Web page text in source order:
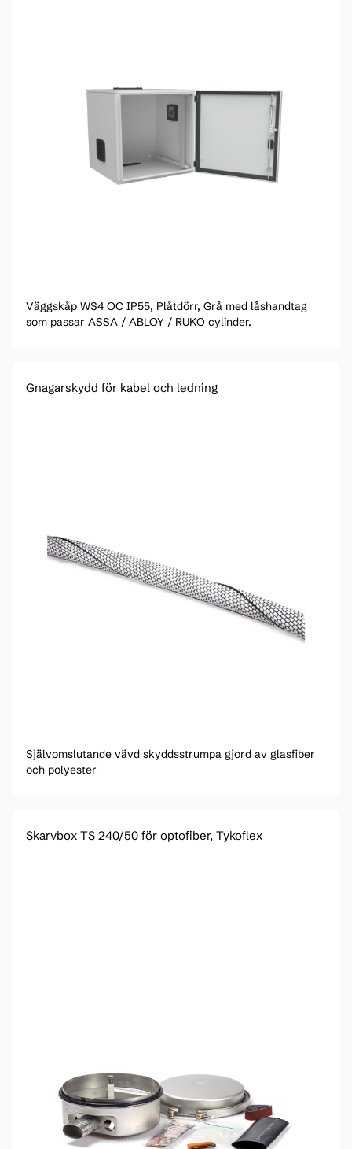
Väggskåp WS4 OC IP55, Plåtdörr, Grå med låshandtag
som passar ASSA / ABLOY / RUKO cylinder.
Gnagarskydd för kabel och ledning
Självomslutande vävd skyddsstrumpa gjord av glasfiber
och polyester
Skarvbox TS 240/50 för optofiber, Tykoflex